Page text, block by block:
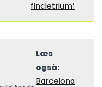
finaletriumf
Læs
også:
Barcelona